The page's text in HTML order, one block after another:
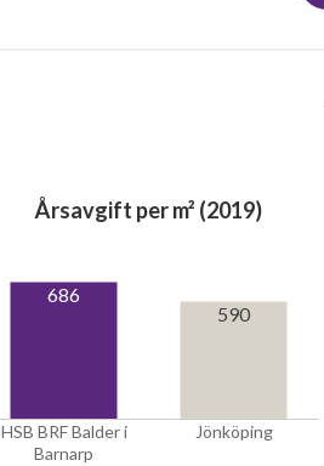
Årsavgift per m² (2019)
HSB BRF Balder i
Barnarp
Jönköping
686
590